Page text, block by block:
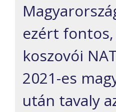
ezért fontos,
koszovói
2021-es
után tavaly